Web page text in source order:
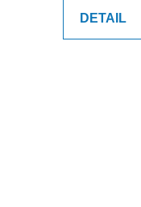
DETAIL